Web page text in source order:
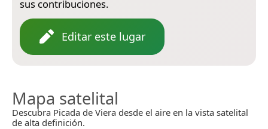
sus contribuciones.
Editar este lugar
Mapa satelital
Descubra Picada de Viera desde el aire en la vista satelital
de alta definición.